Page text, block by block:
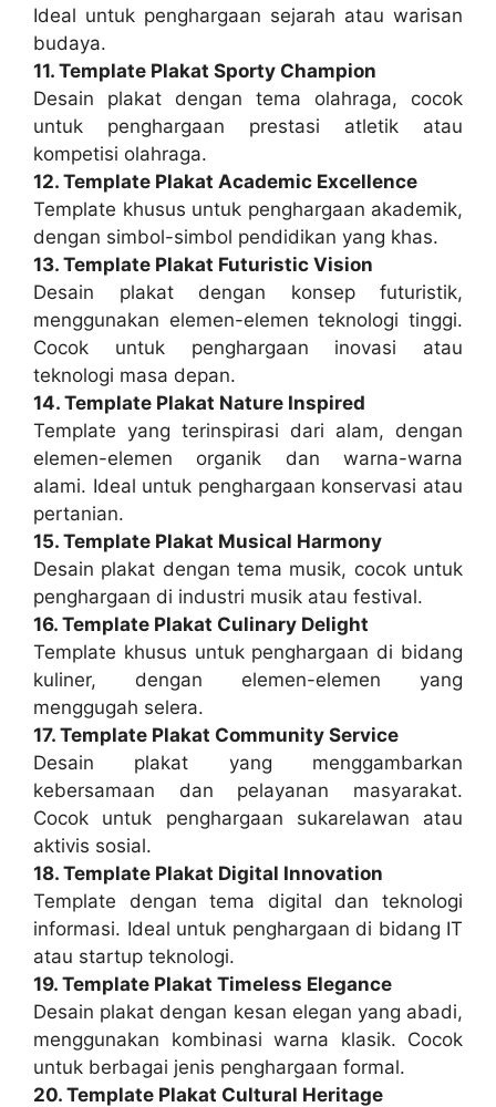
Ideal untuk penghargaan sejarah atau warisan
budaya.
11. Template Plakat Sporty Champion
Desain plakat dengan tema olahraga, cocok
untuk penghargaan prestasi atletik atau
kompetisi olahraga.
12. Template Plakat Academic Excellence
Template khusus untuk penghargaan akademik,
dengan simbol-simbol pendidikan yang khas.
13. Template Plakat Futuristic Vision
Desain plakat dengan konsep futuristik,
menggunakan elemen-elemen teknologi tinggi.
Cocok untuk penghargaan inovasi atau
teknologi masa depan.
14. Template Plakat Nature Inspired
Template yang terinspirasi dari alam, dengan
elemen-elemen organik dan warna-warna
alami. Ideal untuk penghargaan konservasi atau
pertanian.
15. Template Plakat Musical Harmony
Desain plakat dengan tema musik, cocok untuk
penghargaan di industri musik atau festival.
16. Template Plakat Culinary Delight
Template khusus untuk penghargaan di bidang
kuliner, dengan elemen-elemen yang
menggugah selera.
17. Template Plakat Community Service
Desain plakat yang menggambarkan
kebersamaan dan pelayanan masyarakat.
Cocok untuk penghargaan sukarelawan atau
aktivis sosial.
18. Template Plakat Digital Innovation
Template dengan tema digital dan teknologi
informasi. Ideal untuk penghargaan di bidang IT
atau startup teknologi.
19. Template Plakat Timeless Elegance
Desain plakat dengan kesan elegan yang abadi,
menggunakan kombinasi warna klasik. Cocok
untuk berbagai jenis penghargaan formal.
20. Template Plakat Cultural Heritage